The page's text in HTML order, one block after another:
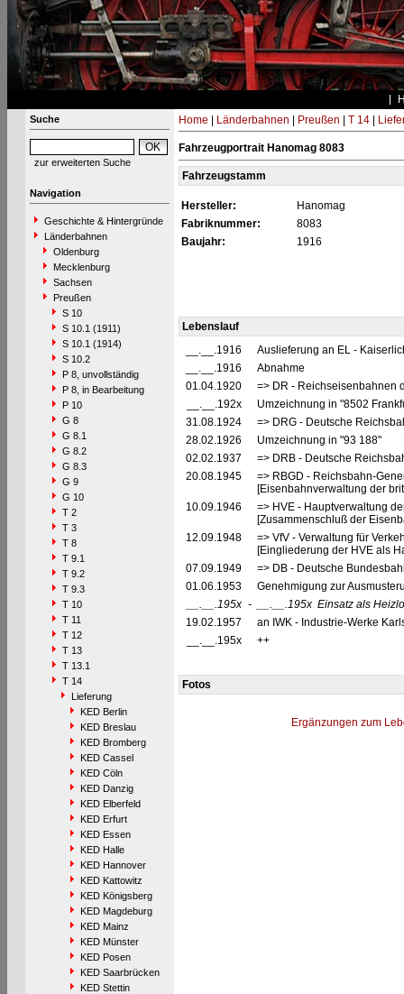
Suche
zur erweiterten Suche
Navigation
Geschichte & Hintergründe
Länderbahnen
Oldenburg
Mecklenburg
Sachsen
Preußen
S 10
S 10.1 (1911)
S 10.1 (1914)
S 10.2
P 8, unvollständig
P 8, in Bearbeitung
P 10
G 8
G 8.1
G 8.2
G 8.3
G 9
G 10
T 2
T 3
T 8
T 9.1
T 9.2
T 9.3
T 10
T 11
T 12
T 13
T 13.1
T 14
Lieferung
KED Berlin
KED Breslau
KED Bromberg
KED Cassel
KED Cöln
KED Danzig
KED Elberfeld
KED Erfurt
KED Essen
KED Halle
KED Hannover
KED Kattowitz
KED Königsberg
KED Magdeburg
KED Mainz
KED Münster
KED Posen
KED Saarbrücken
KED Stettin
Home Länderbahnen Preußen T 14|
Fahrzeugportrait Hanomag 8083
Fahrzeugstamm
Hersteller:
Hanomag
Fabriknummer:
8083
Baujahr:
1916
Lebenslauf
__.__.1916
Auslieferung an EL -
__.__.1916
Abnahme
01.04.1920
=> DR - Reichseisenbahnen
__.__.192x
Umzeichnung in "8502
31.08.1924
=> DRG - Deutsche
28.02.1926
Umzeichnung in "93 188"
02.02.1937
=> DRB - Deutsche
20.08.1945
=> RBGD - Reichsbahn-
[Eisenbahnverwaltung der
10.09.1946
=> HVE - Hauptverwaltung
[Zusammenschluß der
12.09.1948
=> VfV - Verwaltung für
[Eingliederung der HVE als
07.09.1949
=> DB - Deutsche
01.06.1953
Genehmigung zur
__.__.195x - __.__.195x Einsatz als
19.02.1957
an IWK - Industrie-Werke
__.__.195x
++
Fotos
Ergänzungen zum